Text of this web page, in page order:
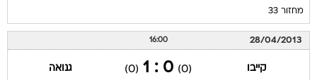
מחזור 33
28/04/2013
16:00
קייבו (0)
0 : 1
(0) גנואה